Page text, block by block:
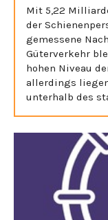
Mit 5,22
der
gemessene
Güterverkehr
hohen Niveau
allerdings
unterhalb des